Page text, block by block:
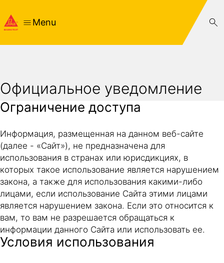
Menu
Официальное уведомление
Ограничение доступа
Информация, размещенная на данном веб-сайте
(далее - «Сайт»), не предназначена для
использования в странах или юрисдикциях, в
которых такое использование является нарушением
закона, а также для использования какими-либо
лицами, если использование Сайта этими лицами
является нарушением закона. Если это относится к
вам, то вам не разрешается обращаться к
информации данного Сайта или использовать ее.
Условия использования